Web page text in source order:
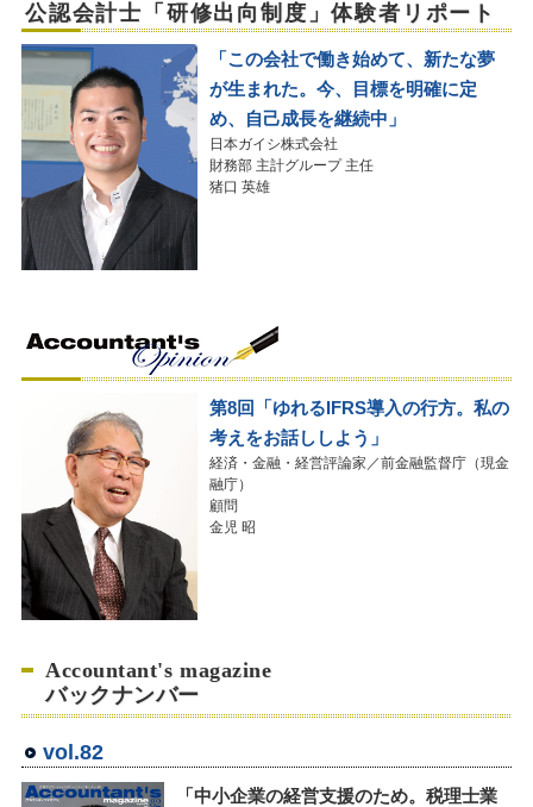
公認会計士「研修出向制度」体験者リポート
「この会社で働き始めて、新たな夢
が生まれた。今、目標を明確に定
め、自己成長を継続中」
日本ガイシ株式会社
財務部 主計グループ 主任
猪口 英雄
第8回「ゆれるIFRS導入の行方。私の
考えをお話ししよう」
経済・金融・経営評論家／前金融監督庁（現金
融庁）
顧問
金児 昭
Accountant's magazine
バックナンバー
vol.82
「中小企業の経営支援のため。税理士業